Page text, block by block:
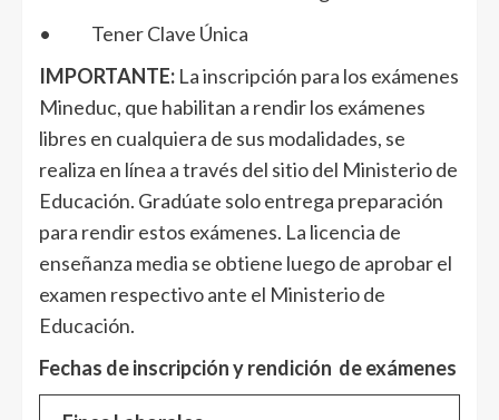
• Tener Clave Única
IMPORTANTE: La inscripción para los exámenes
Mineduc, que habilitan a rendir los exámenes
libres en cualquiera de sus modalidades, se
realiza en línea a través del sitio del Ministerio de
Educación. Gradúate solo entrega preparación
para rendir estos exámenes. La licencia de
enseñanza media se obtiene luego de aprobar el
examen respectivo ante el Ministerio de
Educación.
Fechas de inscripción y rendición de exámenes